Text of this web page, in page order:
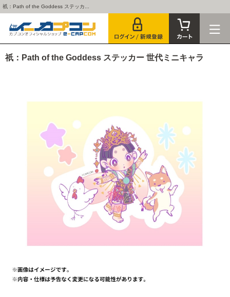
祇：Path of the Goddess ステッカ...
祇：Path of the Goddess ステッカー 世代ミニキャラ